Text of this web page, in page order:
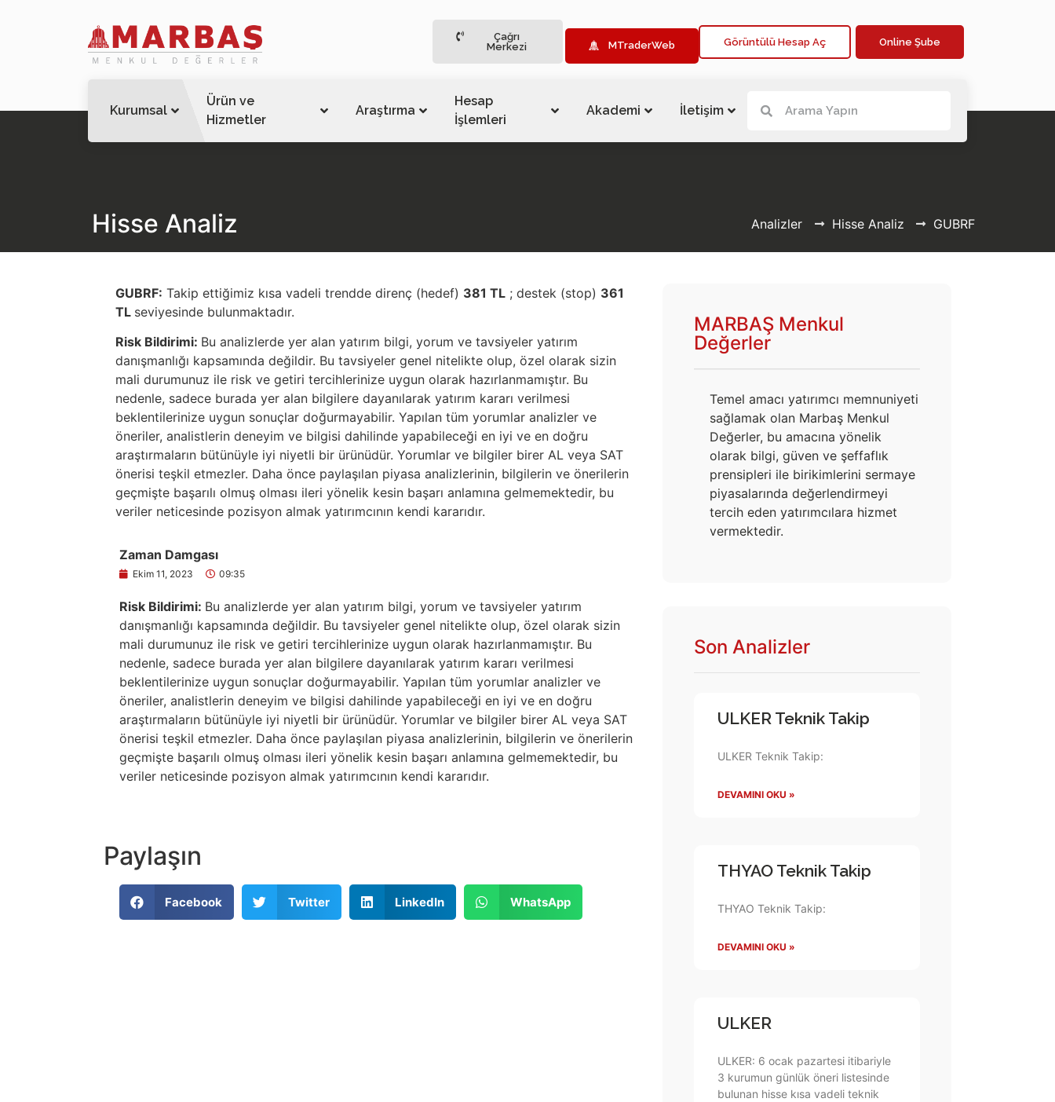
Çağrı
Merkezi
MTraderWeb Görüntülü Hesap Aç Online Şube
Kurumsal
Ürün ve
Hizmetler
Araştırma
Hesap
İşlemleri
Akademi İletişim
Hisse Analiz Analizler Hisse Analiz GUBRF
GUBRF: Takip ettiğimiz kısa vadeli trendde direnç (hedef) 381 TL; destek (stop) 361
TL seviyesinde bulunmaktadır.
Risk Bildirimi: Bu analizlerde yer alan yatırım bilgi, yorum ve tavsiyeler yatırım
danışmanlığı kapsamında değildir. Bu tavsiyeler genel nitelikte olup, özel olarak sizin
mali durumunuz ile risk ve getiri tercihlerinize uygun olarak hazırlanmamıştır. Bu
nedenle, sadece burada yer alan bilgilere dayanılarak yatırım kararı verilmesi
beklentilerinize uygun sonuçlar doğurmayabilir. Yapılan tüm yorumlar analizler ve
öneriler, analistlerin deneyim ve bilgisi dahilinde yapabileceği en iyi ve en doğru
araştırmaların bütünüyle iyi niyetli bir ürünüdür. Yorumlar ve bilgiler birer AL veya SAT
önerisi teşkil etmezler. Daha önce paylaşılan piyasa analizlerinin, bilgilerin ve önerilerin
geçmişte başarılı olmuş olması ileri yönelik kesin başarı anlamına gelmemektedir, bu
veriler neticesinde pozisyon almak yatırımcının kendi kararıdır.
Zaman Damgası
Ekim 11, 2023 09:35
Risk Bildirimi: Bu analizlerde yer alan yatırım bilgi, yorum ve tavsiyeler yatırım
danışmanlığı kapsamında değildir. Bu tavsiyeler genel nitelikte olup, özel olarak sizin
mali durumunuz ile risk ve getiri tercihlerinize uygun olarak hazırlanmamıştır. Bu
nedenle, sadece burada yer alan bilgilere dayanılarak yatırım kararı verilmesi
beklentilerinize uygun sonuçlar doğurmayabilir. Yapılan tüm yorumlar analizler ve
öneriler, analistlerin deneyim ve bilgisi dahilinde yapabileceği en iyi ve en doğru
araştırmaların bütünüyle iyi niyetli bir ürünüdür. Yorumlar ve bilgiler birer AL veya SAT
önerisi teşkil etmezler. Daha önce paylaşılan piyasa analizlerinin, bilgilerin ve önerilerin
geçmişte başarılı olmuş olması ileri yönelik kesin başarı anlamına gelmemektedir, bu
veriler neticesinde pozisyon almak yatırımcının kendi kararıdır.
Paylaşın
Facebook Twitter LinkedIn WhatsApp
MARBAŞ Menkul
Değerler
Temel amacı yatırımcı memnuniyeti
sağlamak olan Marbaş Menkul
Değerler, bu amacına yönelik
olarak bilgi, güven ve şeffaflık
prensipleri ile birikimlerini sermaye
piyasalarında değerlendirmeyi
tercih eden yatırımcılara hizmet
vermektedir.
Son Analizler
ULKER Teknik Takip
ULKER Teknik Takip:
DEVAMINI OKU »
THYAO Teknik Takip
THYAO Teknik Takip:
DEVAMINI OKU »
ULKER
ULKER: 6 ocak pazartesi itibariyle
3 kurumun günlük öneri listesinde
bulunan hisse kısa vadeli teknik